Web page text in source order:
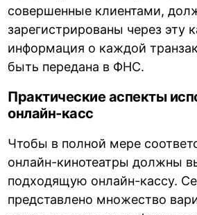
совершенные клиентами,
зарегистрированы через эту
информация о каждой
быть передана в ФНС.
Практические аспекты
онлайн-касс
Чтобы в полной мере
онлайн-кинотеатры должны
подходящую онлайн-кассу.
представлено множество